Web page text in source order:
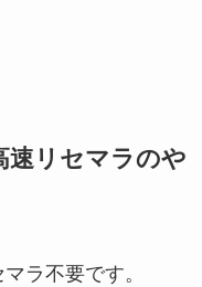
速リセマラのや
ラ不要です。